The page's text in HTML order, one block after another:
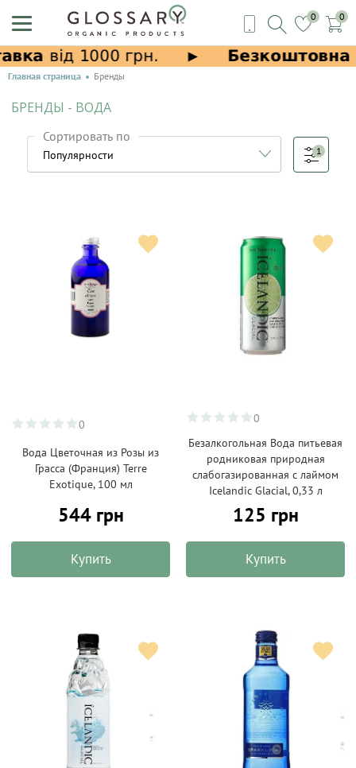
0 0
Главная страница Бренды
БРЕНДЫ - ВОДА
Сортировать по
1
0
Вода Цветочная из Розы из
Грасса (Франция) Terre
Exotique, 100 мл
544 грн
Купить
0
Безалкогольная Вода питьевая
родниковая природная
слабогазированная с лаймом
Icelandic Glacial, 0,33 л
125 грн
Купить